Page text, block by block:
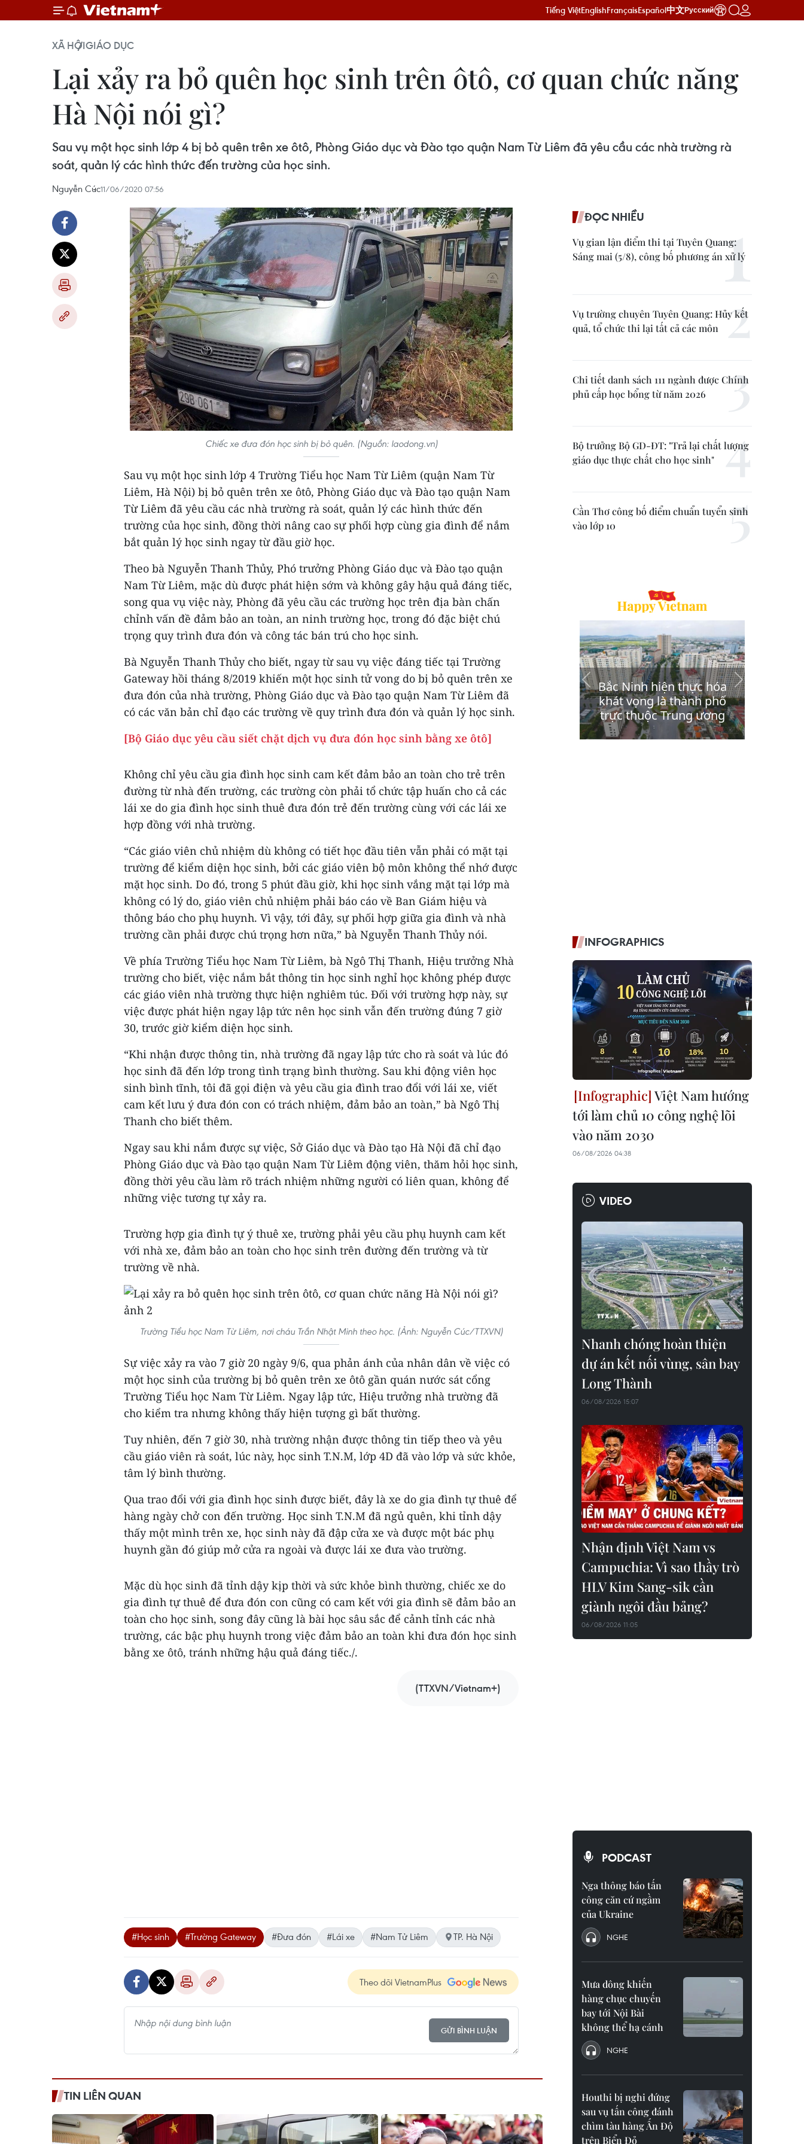
Tiếng ViệtEnglishFrançaisEspañol中文Русский
XÃ HỘIGIÁO DỤC
Lại xảy ra bỏ quên học sinh trên ôtô, cơ quan chức năng
Hà Nội nói gì?
Sau vụ một học sinh lớp 4 bị bỏ quên trên xe ôtô, Phòng Giáo dục và Đào tạo quận Nam Từ Liêm đã yêu cầu các nhà trường rà
soát, quản lý các hình thức đến trường của học sinh.
Nguyễn Cúc11/06/2020 07:56
Chiếc xe đưa đón học sinh bị bỏ quên. (Nguồn: laodong.vn)
Sau vụ một học sinh lớp 4 Trường Tiểu học Nam Từ Liêm (quận Nam Từ
Liêm, Hà Nội) bị bỏ quên trên xe ôtô, Phòng Giáo dục và Đào tạo quận Nam
Từ Liêm đã yêu cầu các nhà trường rà soát, quản lý các hình thức đến
trường của học sinh, đồng thời nâng cao sự phối hợp cùng gia đình để nắm
bắt quản lý học sinh ngay từ đầu giờ học.
Theo bà Nguyễn Thanh Thủy, Phó trưởng Phòng Giáo dục và Đào tạo quận
Nam Từ Liêm, mặc dù được phát hiện sớm và không gây hậu quả đáng tiếc,
song qua vụ việc này, Phòng đã yêu cầu các trường học trên địa bàn chấn
chỉnh vấn đề đảm bảo an toàn, an ninh trường học, trong đó đặc biệt chú
trọng quy trình đưa đón và công tác bán trú cho học sinh.
Bà Nguyễn Thanh Thủy cho biết, ngay từ sau vụ việc đáng tiếc tại Trường
Gateway hồi tháng 8/2019 khiến một học sinh tử vong do bị bỏ quên trên xe
đưa đón của nhà trường, Phòng Giáo dục và Đào tạo quận Nam Từ Liêm đã
có các văn bản chỉ đạo các trường về quy trình đưa đón và quản lý học sinh.
[Bộ Giáo dục yêu cầu siết chặt dịch vụ đưa đón học sinh bằng xe ôtô]
Không chỉ yêu cầu gia đình học sinh cam kết đảm bảo an toàn cho trẻ trên
đường từ nhà đến trường, các trường còn phải tổ chức tập huấn cho cả các
lái xe do gia đình học sinh thuê đưa đón trẻ đến trường cùng với các lái xe
hợp đồng với nhà trường.
“Các giáo viên chủ nhiệm dù không có tiết học đầu tiên vẫn phải có mặt tại
trường để kiểm diện học sinh, bởi các giáo viên bộ môn không thể nhớ được
mặt học sinh. Do đó, trong 5 phút đầu giờ, khi học sinh vắng mặt tại lớp mà
không có lý do, giáo viên chủ nhiệm phải báo cáo về Ban Giám hiệu và
thông báo cho phụ huynh. Vì vậy, tới đây, sự phối hợp giữa gia đình và nhà
trường cần phải được chú trọng hơn nữa,” bà Nguyễn Thanh Thủy nói.
Về phía Trường Tiểu học Nam Từ Liêm, bà Ngô Thị Thanh, Hiệu trưởng Nhà
trường cho biết, việc nắm bắt thông tin học sinh nghỉ học không phép được
các giáo viên nhà trường thực hiện nghiêm túc. Đối với trường hợp này, sự
việc được phát hiện ngay lập tức nên học sinh vẫn đến trường đúng 7 giờ
30, trước giờ kiểm diện học sinh.
“Khi nhận được thông tin, nhà trường đã ngay lập tức cho rà soát và lúc đó
học sinh đã đến lớp trong tình trạng bình thường. Sau khi động viên học
sinh bình tĩnh, tôi đã gọi điện và yêu cầu gia đình trao đổi với lái xe, viết
cam kết lưu ý đưa đón con có trách nhiệm, đảm bảo an toàn,” bà Ngô Thị
Thanh cho biết thêm.
Ngay sau khi nắm được sự việc, Sở Giáo dục và Đào tạo Hà Nội đã chỉ đạo
Phòng Giáo dục và Đào tạo quận Nam Từ Liêm động viên, thăm hỏi học sinh,
đồng thời yêu cầu làm rõ trách nhiệm những người có liên quan, không để
những việc tương tự xảy ra.
Trường hợp gia đình tự ý thuê xe, trường phải yêu cầu phụ huynh cam kết
với nhà xe, đảm bảo an toàn cho học sinh trên đường đến trường và từ
trường về nhà.
Trường Tiểu học Nam Từ Liêm, nơi cháu Trần Nhật Minh theo học. (Ảnh: Nguyễn Cúc/TTXVN)
Sự việc xảy ra vào 7 giờ 20 ngày 9/6, qua phản ánh của nhân dân về việc có
một học sinh của trường bị bỏ quên trên xe ôtô gần quán nước sát cổng
Trường Tiểu học Nam Từ Liêm. Ngay lập tức, Hiệu trưởng nhà trường đã
cho kiểm tra nhưng không thấy hiện tượng gì bất thường.
Tuy nhiên, đến 7 giờ 30, nhà trường nhận được thông tin tiếp theo và yêu
cầu giáo viên rà soát, lúc này, học sinh T.N.M, lớp 4D đã vào lớp và sức khỏe,
tâm lý bình thường.
Qua trao đổi với gia đình học sinh được biết, đây là xe do gia đình tự thuê để
hàng ngày chở con đến trường. Học sinh T.N.M đã ngủ quên, khi tỉnh dậy
thấy một mình trên xe, học sinh này đã đập cửa xe và được một bác phụ
huynh gần đó giúp mở cửa ra ngoài và được lái xe đưa vào trường.
Mặc dù học sinh đã tỉnh dậy kịp thời và sức khỏe bình thường, chiếc xe do
gia đình tự thuê để đưa đón con cũng có cam kết với gia đình sẽ đảm bảo an
toàn cho học sinh, song đây cũng là bài học sâu sắc để cảnh tỉnh các nhà
trường, các bậc phụ huynh trong việc đảm bảo an toàn khi đưa đón học sinh
bằng xe ôtô, tránh những hậu quả đáng tiếc./.
(TTXVN/Vietnam+)
#Học sinh #Trường Gateway #Đưa đón #Lái xe #Nam Tử Liêm TP. Hà Nội
Theo dõi VietnamPlus
GỬI BÌNH LUẬN
TIN LIÊN QUAN
ĐỌC NHIỀU
Vụ gian lận điểm thi tại Tuyên Quang:
Sáng mai (5/8), công bố phương án xử lý
Vụ trường chuyên Tuyên Quang: Hủy kết
quả, tổ chức thi lại tất cả các môn
Chi tiết danh sách 111 ngành được Chính
phủ cấp học bổng từ năm 2026
Bộ trưởng Bộ GD-ĐT: "Trả lại chất lượng
giáo dục thực chất cho học sinh"
Cần Thơ công bố điểm chuẩn tuyển sinh
vào lớp 10
INFOGRAPHICS
Việt Nam hướng
tới làm chủ 10 công nghệ lõi
vào năm 2030
06/08/2026 04:38
VIDEO
Nhanh chóng hoàn thiện
dự án kết nối vùng, sân bay
Long Thành
06/08/2026 15:07
Nhận định Việt Nam vs
Campuchia: Vì sao thầy trò
HLV Kim Sang-sik cần
giành ngôi đầu bảng?
06/08/2026 11:05
PODCAST
Nga thông báo tấn
công căn cứ ngầm
của Ukraine
NGHE
Mưa dông khiến
hàng chục chuyến
bay tới Nội Bài
không thể hạ cánh
NGHE
Houthi bị nghi đứng
sau vụ tấn công đánh
chìm tàu hàng Ấn Độ
trên Biển Đỏ